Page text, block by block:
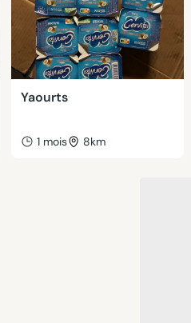
Yaourts
1 mois 8km